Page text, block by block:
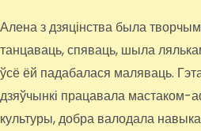
Алена з дзяцінства была
танцаваць, спяваць, шыла
ўсё ёй падабалася маляваць.
дзяўчынкі працавала
культуры, добра валодала